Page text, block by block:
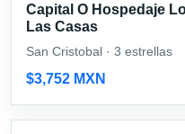
Capital O Hospedaje
Las Casas
San Cristobal · 3 estrellas
$3,752 MXN